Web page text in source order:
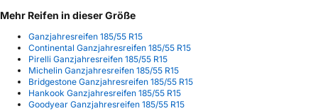
Mehr Reifen in dieser Größe
Ganzjahresreifen 185/55 R15
Continental Ganzjahresreifen 185/55 R15
Pirelli Ganzjahresreifen 185/55 R15
Michelin Ganzjahresreifen 185/55 R15
Bridgestone Ganzjahresreifen 185/55 R15
Hankook Ganzjahresreifen 185/55 R15
Goodyear Ganzjahresreifen 185/55 R15